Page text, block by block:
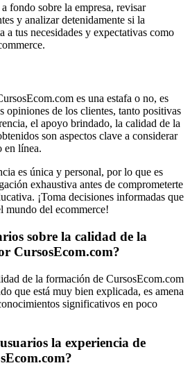
fondo sobre la empresa, revisar
y analizar detenidamente si la
a tus necesidades y expectativas como
es una estafa o no, es
opiniones de los clientes, tanto positivas
el apoyo brindado, la calidad de la
son aspectos clave a considerar
en línea.
es única y personal, por lo que es
exhaustiva antes de comprometerte
¡Toma decisiones informadas que
mundo del ecommerce!
sobre la calidad de la
CursosEcom.com?
de la formación de CursosEcom.com
que está muy bien explicada, es amena
significativos en poco
la experiencia de